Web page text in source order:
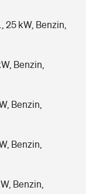
25 kW, Benzin,
Benzin,
Benzin,
Benzin,
Benzin,